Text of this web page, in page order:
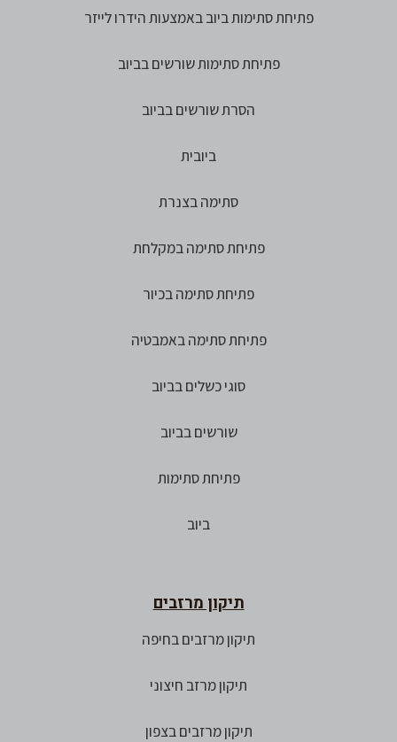
פתיחת סתימות ביוב באמצעות הידרו לייזר
פתיחת סתימות שורשים בביוב
הסרת שורשים בביוב
ביובית
סתימה בצנרת
פתיחת סתימה במקלחת
פתיחת סתימה בכיור
פתיחת סתימה באמבטיה
סוגי כשלים בביוב
שורשים בביוב
פתיחת סתימות
ביוב
תיקון מרזבים
תיקון מרזבים בחיפה
תיקון מרזב חיצוני
תיקון מרזבים בצפון